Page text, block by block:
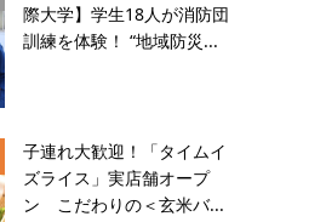
際大学】学生18人が消防団
訓練を体験！ “地域防災...
子連れ大歓迎！「タイムイ
ズライス」実店舗オープ
ン こだわりの＜玄米バ...